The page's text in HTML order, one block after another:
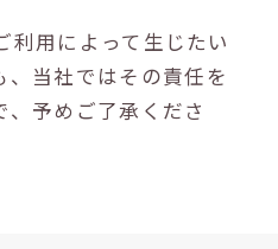
利用によって生じたい
、当社ではその責任を
予めご了承くださ